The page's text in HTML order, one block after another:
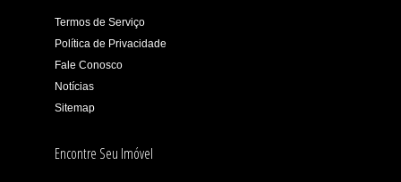
Termos de Serviço
Política de Privacidade
Fale Conosco
Notícias
Sitemap
Encontre Seu Imóvel